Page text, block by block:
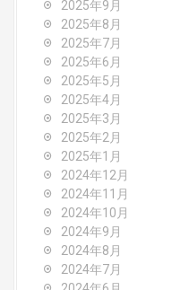
2025年9月
2025年8月
2025年7月
2025年6月
2025年5月
2025年4月
2025年3月
2025年2月
2025年1月
2024年12月
2024年11月
2024年10月
2024年9月
2024年8月
2024年7月